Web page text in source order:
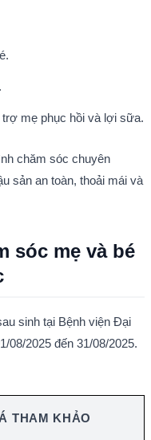
mẹ phục hồi và lợi sữa.
chăm sóc chuyên
sản an toàn, thoải mái và
sóc mẹ và bé
sinh tại Bệnh viện Đại
08/2025 đến 31/08/2025.
THAM KHẢO